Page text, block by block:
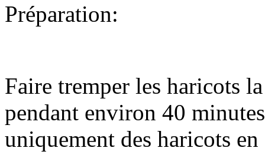
Préparation:
Faire tremper les haricots
pendant environ 40
uniquement des haricots en